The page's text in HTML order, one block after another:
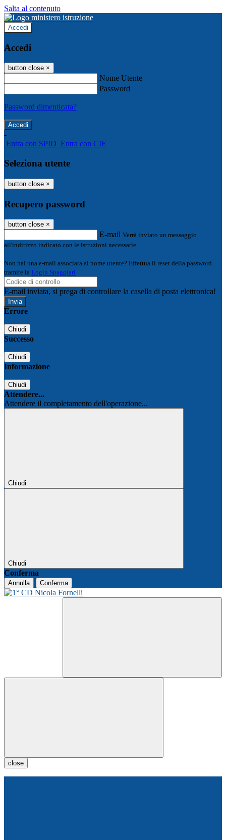
Salta al contenuto
Accedi
Accedi
button close ×
Nome Utente
Password
Password dimenticata?
-
Entra con SPID Entra con CIE
Seleziona utente
button close ×
Recupero password
button close ×
E-mail Verrà inviato un messaggio
all'indirizzo indicato con le istruzioni necessarie.
Non hai una e-mail associata al nome utente? Effettua il reset della password
tramite la Login Spaggiari
E-mail inviata, si prega di controllare la casella di posta elettronica!
Errore
Chiudi
Successo
Chiudi
Informazione
Chiudi
Attendere...
Attendere il completamento dell'operazione...
Chiudi
Chiudi
Conferma
Annulla Conferma
close